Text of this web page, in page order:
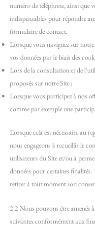
numéro de téléphone, ainsi que
indispensables pour répondre
formulaire de contact.
Lorsque vous naviguez sur
vos données par le biais des
Lors de la consultation et de
proposés sur notre Site ;
Lorsque vous participez à nos
comme par exemple une
Lorsque cela est nécessaire au
nous engageons à recueillir le
utilisateurs du Site et/ou à
données pour certaines
retirer à tout moment son
2.2 Nous pouvons être amenés
suivantes conformément aux